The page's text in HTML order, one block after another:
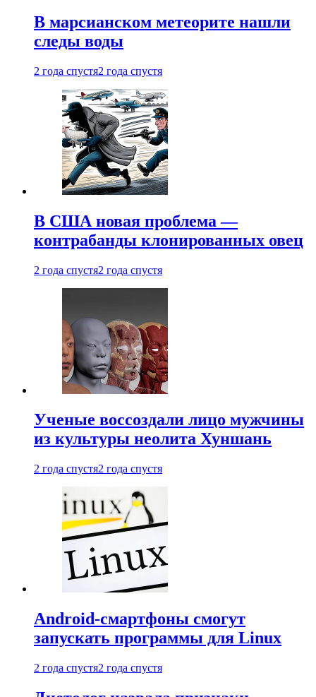
В марсианском метеорите нашли
следы воды
2 года спустя2 года спустя
В США новая проблема —
контрабанды клонированных овец
2 года спустя2 года спустя
Ученые воссоздали лицо мужчины
из культуры неолита Хуншань
2 года спустя2 года спустя
Android-смартфоны смогут
запускать программы для Linux
2 года спустя2 года спустя